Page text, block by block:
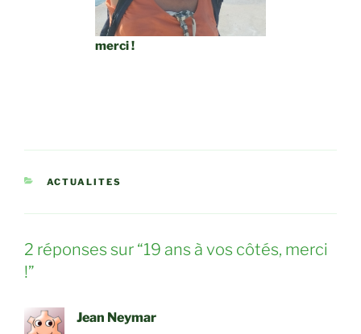
merci !
CATÉGORIES
ACTUALITES
2 réponses sur “19 ans à vos côtés, merci
!”
Jean Neymar